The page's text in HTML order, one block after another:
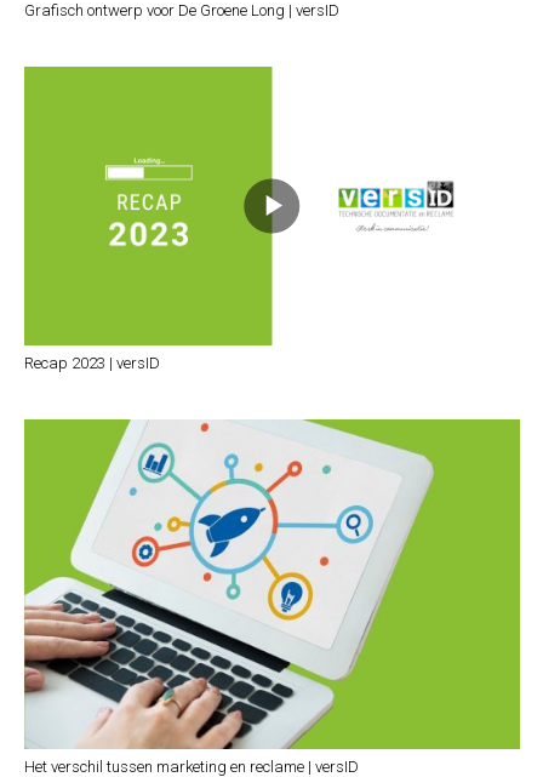
Grafisch ontwerp voor De Groene Long | versID
Recap 2023 | versID
Het verschil tussen marketing en reclame | versID